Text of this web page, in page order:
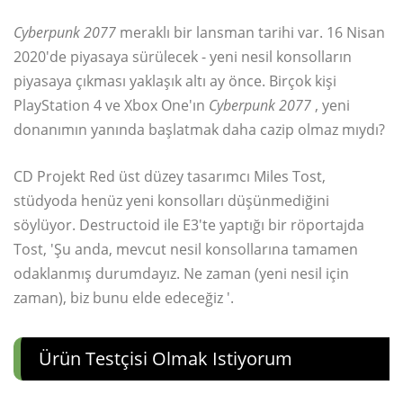
Cyberpunk 2077 meraklı bir lansman tarihi var. 16 Nisan
2020'de piyasaya sürülecek - yeni nesil konsolların
piyasaya çıkması yaklaşık altı ay önce. Birçok kişi
PlayStation 4 ve Xbox One'ın Cyberpunk 2077 , yeni
donanımın yanında başlatmak daha cazip olmaz mıydı?
CD Projekt Red üst düzey tasarımcı Miles Tost,
stüdyoda henüz yeni konsolları düşünmediğini
söylüyor. Destructoid ile E3'te yaptığı bir röportajda
Tost, 'Şu anda, mevcut nesil konsollarına tamamen
odaklanmış durumdayız. Ne zaman (yeni nesil için
zaman), biz bunu elde edeceğiz '.
Ürün Testçisi Olmak Istiyorum